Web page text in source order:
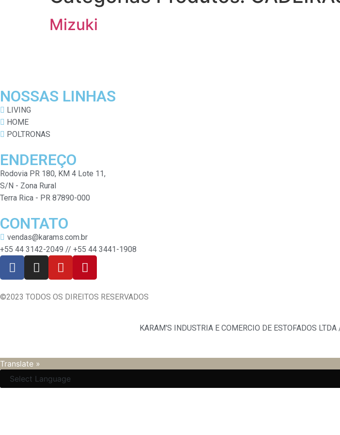
Mizuki
NOSSAS LINHAS
LIVING
HOME
POLTRONAS
ENDEREÇO
Rodovia PR 180, KM 4 Lote 11,
S/N - Zona Rural
Terra Rica - PR 87890-000
CONTATO
vendas@karams.com.br
+55 44 3142-2049 // +55 44 3441-1908
©2023 TODOS OS DIREITOS RESERVADOS
KARAM'S INDUSTRIA E COMERCIO DE ESTOFADOS
Translate »